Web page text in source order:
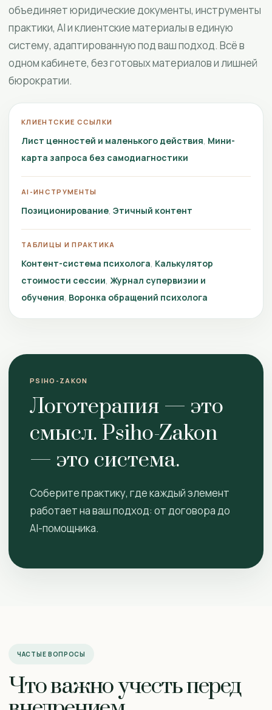
объединяет юридические документы, инструменты
практики, AI и клиентские материалы в единую
систему, адаптированную под ваш подход. Всё в
одном кабинете, без готовых материалов и лишней
бюрократии.
КЛИЕНТСКИЕ ССЫЛКИ
Лист ценностей и маленького действия Мини-
карта запроса без самодиагностики
AI-ИНСТРУМЕНТЫ
Позиционирование Этичный контент
ТАБЛИЦЫ И ПРАКТИКА
Контент-система психолога Калькулятор
стоимости сессии Журнал супервизии и
обучения Воронка обращений психолога
PSIHO-ZAKON
Логотерапия — это
смысл. Psiho-Zakon
— это система.
Соберите практику, где каждый элемент
работает на ваш подход: от договора до
AI-помощника.
ЧАСТЫЕ ВОПРОСЫ
Что важно учесть перед